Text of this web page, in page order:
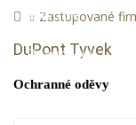
Přístroje
Reagencie
Služby
Zastupované
DuPont Tyvek
Ochranné oděvy